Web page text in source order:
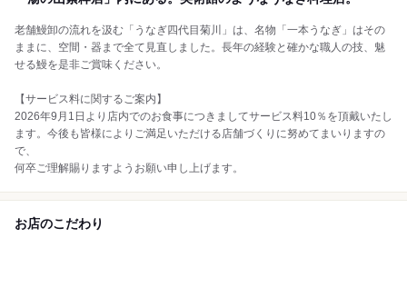
老舗鰻卸の流れを汲む「うなぎ四代目菊川」は、名物「一本うなぎ」はその
ままに、空間・器まで全て見直しました。長年の経験と確かな職人の技、魅
せる鰻を是非ご賞味ください。
【サービス料に関するご案内】
2026年9月1日より店内でのお食事につきましてサービス料10％を頂戴いたし
ます。今後も皆様によりご満足いただける店舗づくりに努めてまいりますの
で、
何卒ご理解賜りますようお願い申し上げます。
お店のこだわり